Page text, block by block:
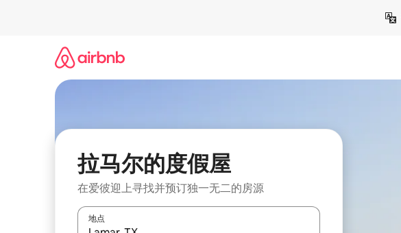
拉马尔的度假屋
在爱彼迎上寻找并预订独一无二的房源
地点